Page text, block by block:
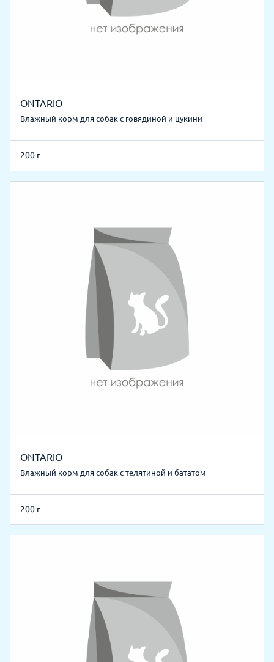
ONTARIO
Влажный корм для собак с говядиной и цукини
200 г
ONTARIO
Влажный корм для собак с телятиной и бататом
200 г